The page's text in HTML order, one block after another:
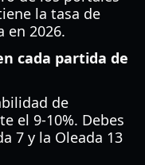
la tasa de
en 2026.
cada partida de
de
el 9-10%. Debes
7 y la Oleada 13